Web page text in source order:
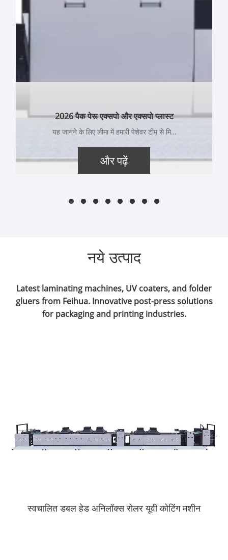
2026 पैक पेरू एक्सपो और एक्सपो प्लास्ट
पेरू
यह जानने के लिए लीमा में हमारी पेशेवर टीम से मिलें
उत्पादन दक्षता बढ़ाने, प्रिंट गुणवत्ता में सुधार करने
और आपके व्यवसाय के विकास में सहायता कर सकते
हैं।
और पढ़ें
नये उत्पाद
Latest laminating machines, UV coaters, and folder
gluers from Feihua. Innovative post-press solutions
for packaging and printing industries.
स्वचालित डबल हेड अनिलॉक्स रोलर यूवी कोटिंग मशीन